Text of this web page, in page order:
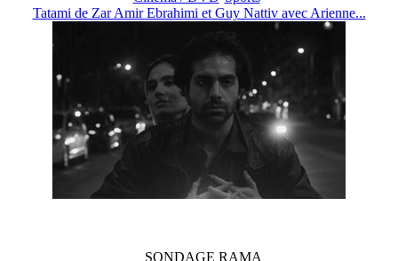
Tatami de Zar Amir Ebrahimi et Guy Nattiv avec Arienne...
SONDAGE RAMA